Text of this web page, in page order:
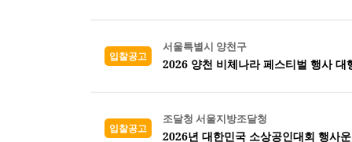
입찰공고
서울특별시 양천구
2026 양천 비체나라 페스티벌 행사 대
입찰공고
조달청 서울지방조달청
2026년 대한민국 소상공인대회 행사